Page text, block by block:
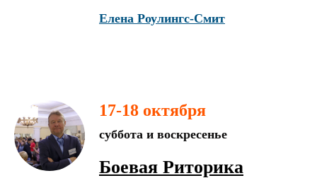
Елена Роулингс-Смит
17-18 октября
суббота и воскресенье
Боевая Риторика